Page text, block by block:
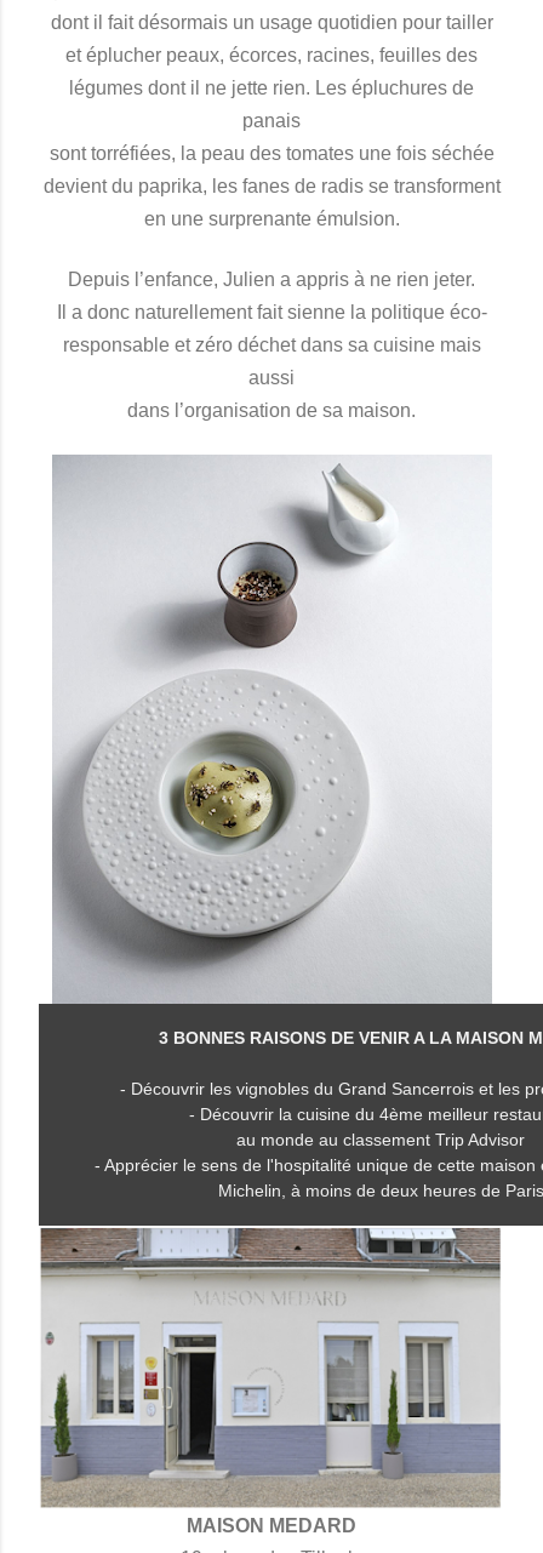
dont il fait désormais un usage quotidien pour tailler
et éplucher peaux, écorces, racines, feuilles des
légumes dont il ne jette rien. Les épluchures de
panais
sont torréfiées, la peau des tomates une fois séchée
devient du paprika, les fanes de radis se transforment
en une surprenante émulsion.
Depuis l’enfance, Julien a appris à ne rien jeter.
Il a donc naturellement fait sienne la politique éco-
responsable et zéro déchet dans sa cuisine mais
aussi
dans l’organisation de sa maison.
3 BONNES RAISONS DE VENIR A LA MAISON
- Découvrir les vignobles du Grand Sancerrois et les
- Découvrir la cuisine du 4ème meilleur
au monde au classement Trip Advisor
- Apprécier le sens de l'hospitalité unique de cette maison
Michelin, à moins de deux heures de Paris
MAISON MEDARD